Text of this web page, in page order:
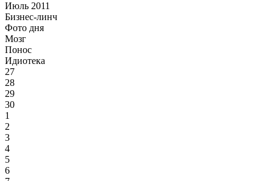
Июль 2011
Бизнес-линч
Фото дня
Мозг
Понос
Идиотека
27
28
29
30
1
2
3
4
5
6